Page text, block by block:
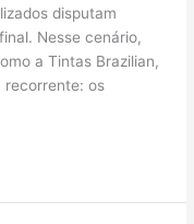
disputam
Nesse cenário,
a Tintas Brazilian,
recorrente: os